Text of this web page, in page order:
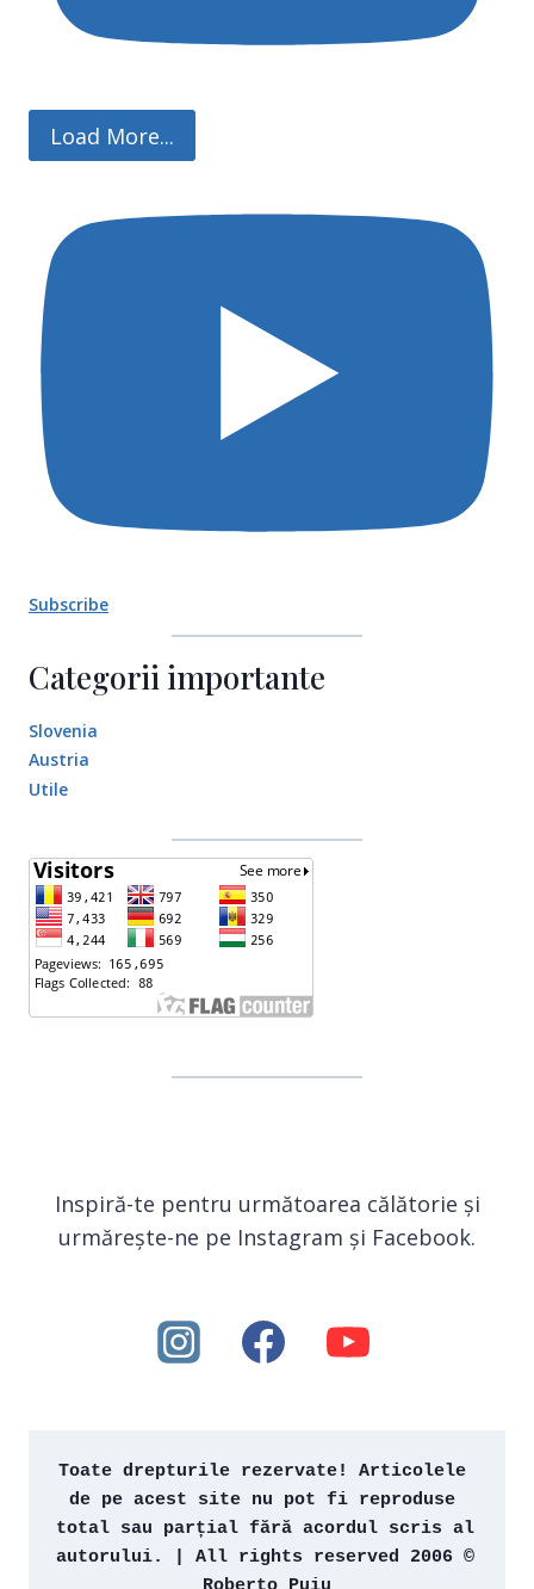
Load More...
Subscribe
Categorii importante
Slovenia
Austria
Utile
Inspiră-te pentru următoarea călătorie și
urmărește-ne pe Instagram și Facebook.
Toate drepturile rezervate! Articolele
de pe acest site nu pot fi reproduse
total sau parțial fără acordul scris al
autorului. | All rights reserved 2006 ©